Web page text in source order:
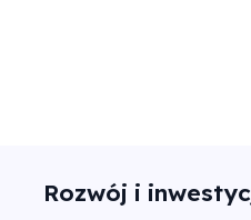
Rozwój i